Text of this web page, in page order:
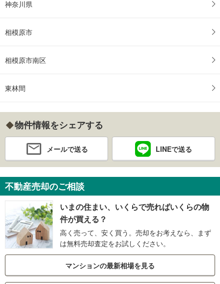
神奈川県
相模原市
相模原市南区
東林間
物件情報をシェアする
メールで送る LINEで送る
不動産売却のご相談
いまの住まい、いくらで売ればいくらの物
件が買える？
高く売って、安く買う。売却をお考えなら、まず
は無料売却査定をお試しください。
マンションの最新相場を見る